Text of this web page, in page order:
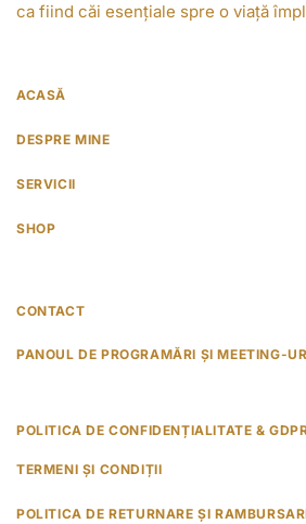
ca fiind căi esențiale spre o viață
ACASĂ
DESPRE MINE
SERVICII
SHOP
CONTACT
PANOUL DE PROGRAMĂRI ȘI MEETING-
POLITICA DE CONFIDENȚIALITATE &
TERMENI ȘI CONDIȚII
POLITICA DE RETURNARE ȘI